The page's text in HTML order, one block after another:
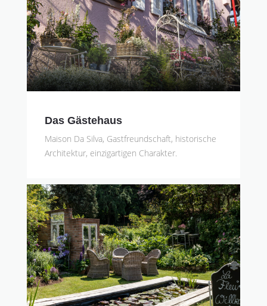
Das Gästehaus
Maison Da Silva, Gastfreundschaft, historische
Architektur, einzigartigen Charakter.